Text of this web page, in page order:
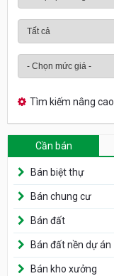
Tìm kiếm nâng cao
Cần bán
Bán biệt thự
Bán chung cư
Bán đất
Bán đất nền dự án
Bán kho xưởng